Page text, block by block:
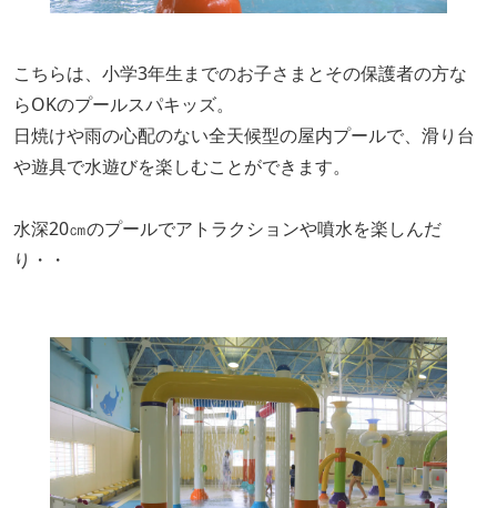
こちらは、小学3年生までのお子さまとその保護者の方な
らOKのプールスパキッズ。
日焼けや雨の心配のない全天候型の屋内プールで、滑り台
や遊具で水遊びを楽しむことができます。
水深20㎝のプールでアトラクションや噴水を楽しんだ
り・・